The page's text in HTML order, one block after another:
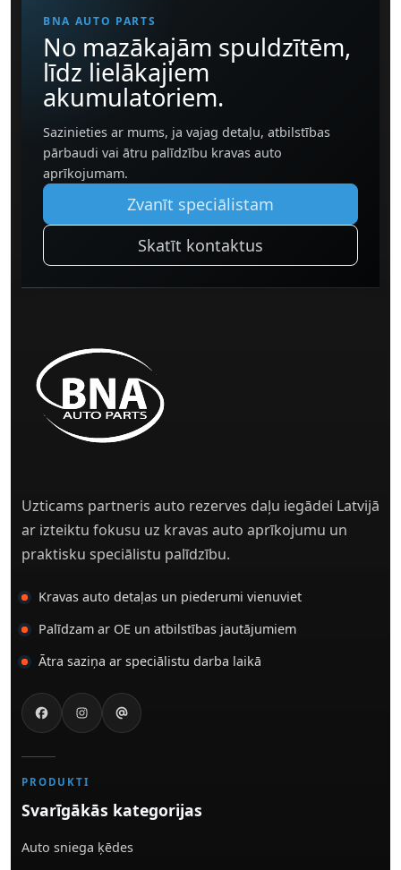
BNA AUTO PARTS
No mazākajām spuldzītēm,
līdz lielākajiem
akumulatoriem.
Sazinieties ar mums, ja vajag detaļu, atbilstības
pārbaudi vai ātru palīdzību kravas auto
aprīkojumam.
Zvanīt speciālistam
Skatīt kontaktus
Uzticams partneris auto rezerves daļu iegādei Latvijā
ar izteiktu fokusu uz kravas auto aprīkojumu un
praktisku speciālistu palīdzību.
Kravas auto detaļas un piederumi vienuviet
Palīdzam ar OE un atbilstības jautājumiem
Ātra saziņa ar speciālistu darba laikā
PRODUKTI
Svarīgākās kategorijas
Auto sniega ķēdes